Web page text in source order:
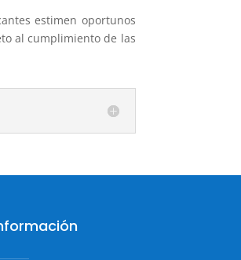
estimen oportunos
al cumplimiento de las